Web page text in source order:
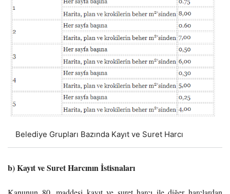
Belediye Grupları Bazında Kayıt ve Suret Harcı
b) Kayıt ve Suret Harcının İstisnaları